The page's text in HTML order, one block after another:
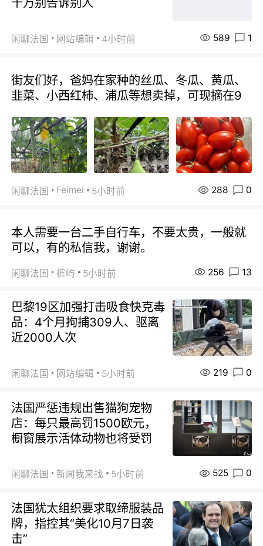
闲聊法国 网站编辑 4小时前 589 1
街友们好，爸妈在家种的丝瓜、冬瓜、黄瓜、
韭菜、小西红柿、浦瓜等想卖掉，可现摘在9
闲聊法国 Feimei 5小时前 288 0
本人需要一台二手自行车，不要太贵，一般就
可以，有的私信我，谢谢。
闲聊法国 槟屿 5小时前 256 13
巴黎19区加强打击吸食快克毒
品：4个月拘捕309人、驱离
近2000人次
闲聊法国 网站编辑 5小时前 219 0
法国严惩违规出售猫狗宠物
店：每只最高罚1500欧元，
橱窗展示活体动物也将受罚
闲聊法国 新闻我来找 5小时前 525 0
法国犹太组织要求取缔服装品
牌，指控其“美化10月7日袭
击”